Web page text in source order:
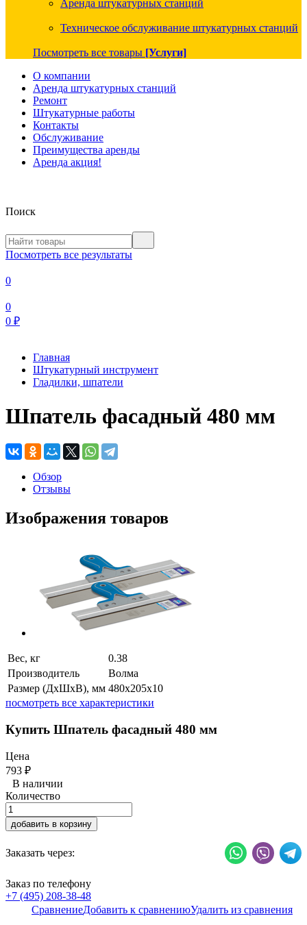
Аренда штукатурных станций
Техническое обслуживание штукатурных станций
Посмотреть все товары [Услуги]
О компании
Аренда штукатурных станций
Ремонт
Штукатурные работы
Контакты
Обслуживание
Преимущества аренды
Аренда акция!
Поиск
Посмотреть все результаты
0
0
0 ₽
Главная
Штукатурный инструмент
Гладилки, шпатели
Шпатель фасадный 480 мм
Обзор
Отзывы
Изображения товаров
Вес, кг
0.38
Производитель
Волма
Размер (ДхШхВ), мм 480х205х10
посмотреть все характеристики
Купить Шпатель фасадный 480 мм
Цена
793 ₽
В наличии
Количество
добавить в корзину
Заказать через:
Заказ по телефону
+7 (495) 208-38-48
СравнениеДобавить к сравнениюУдалить из сравнения